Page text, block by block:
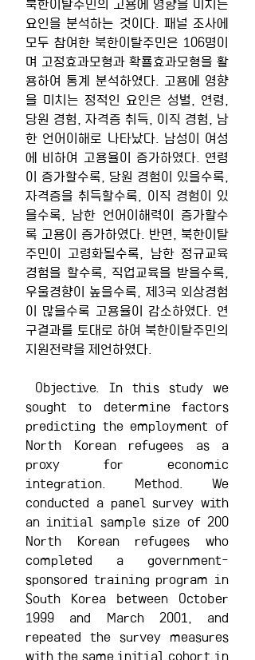
요인을 분석하는 것이다. 패널 조사에
모두 참여한 북한이탈주민은 106명이
며 고정효과모형과 확룔효과모형을 활
용하여 통계 분석하였다. 고용에 영향
을 미치는 정적인 요인은 성별, 연령,
당원 경험, 자격증 취득, 이직 경험, 남
한 언어이해로 나타났다. 남성이 여성
에 비하여 고용율이 증가하였다. 연령
이 증가할수록, 당원 경험이 있을수록,
자격증을 취득할수록, 이직 경험이 있
을수록, 남한 언어이해력이 증가할수
록 고용이 증가하였다. 반면, 북한이탈
주민이 고령화될수록, 남한 정규교육
경험을 할수록, 직업교육을 받을수록,
우울경향이 높을수록, 제3국 외상경험
이 많을수록 고용율이 감소하였다. 연
구결과를 토대로 하여 북한이탈주민의
지원전략을 제언하였다.
sought to determine factors
predicting the employment of
North Korean refugees as a
proxy for economic
integration. Method. We
conducted a panel survey with
an initial sample size of 200
North Korean refugees who
completed a government-
sponsored training program in
South Korea between October
1999 and March 2001, and
repeated the survey measures
with the same initial cohort in